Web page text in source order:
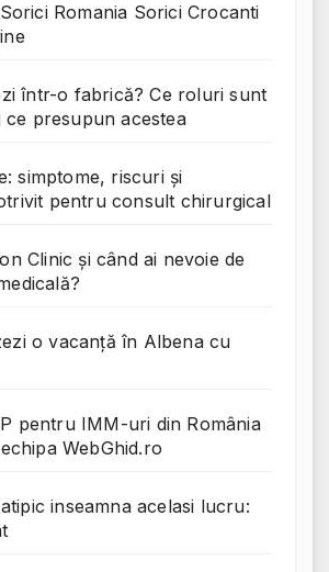
Romania Sorici Crocanti
într-o fabrică? Ce roluri sunt
ce presupun acestea
simptome, riscuri și
pentru consult chirurgical
Clinic și când ai nevoie de
o vacanță în Albena cu
pentru IMM-uri din România
WebGhid.ro
inseamna acelasi lucru: